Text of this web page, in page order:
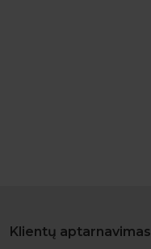
Klientų aptarnavimas